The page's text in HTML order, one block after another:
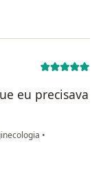
eu precisava
•